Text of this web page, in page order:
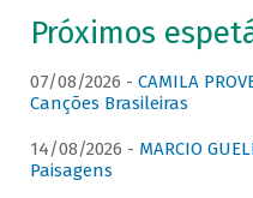
Próximos
07/08/2026 - CAMILA
Canções Brasileiras
14/08/2026 - MARCIO
Paisagens